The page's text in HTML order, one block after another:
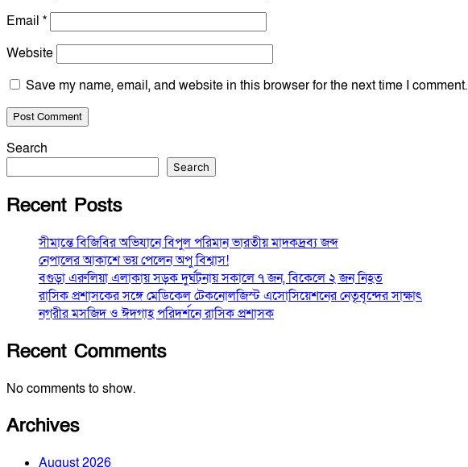
Email *
Website
Save my name, email, and website in this browser for the next time I comment.
Search
Search
Recent Posts
সীমান্তে বিজিবির অভিযানে বিপুল পরিমান ভারতীয় মাদকদ্রব্য জব্দ
নেপালের আকাশে ভয় পেলেন অপু বিশ্বাস!
বগুড়া এরুলিয়া এলাকায় সড়ক দুর্ঘট্নায় সকালে ৭ জন, বিকেলে ২ জন নিহত
রাসিক প্রশাসকের সঙ্গে মেডিকেল টেকনোলজিস্ট এসোসিয়েশনের নেতৃবৃন্দের সাক্ষাৎ
নগরীর মসজিদ ও ঈদগাহ পরিদর্শনে রাসিক প্রশাসক
Recent Comments
No comments to show.
Archives
August 2026